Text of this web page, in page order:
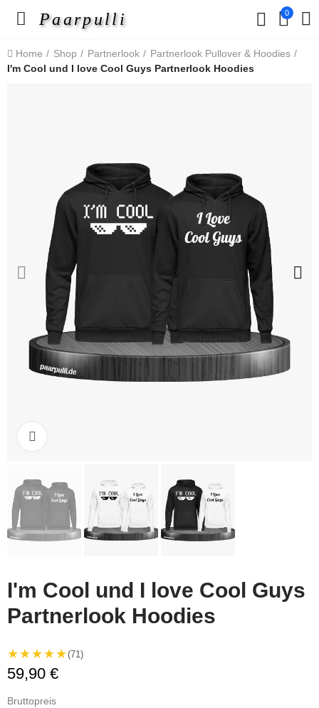
Paarpulli 0
Home Shop Partnerlook
Partnerlook Pullover & Hoodies
I'm Cool und I love Cool Guys Partnerlook Hoodies
I'm Cool und I love Cool Guys
Partnerlook Hoodies
★★★★★(71)
59,90 €
Bruttopreis